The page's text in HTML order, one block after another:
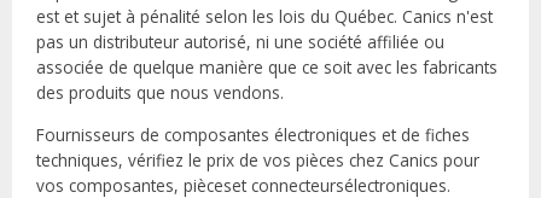
est et sujet à pénalité selon les lois du Québec. Canics n'est
pas un distributeur autorisé, ni une société affiliée ou
associée de quelque manière que ce soit avec les fabricants
des produits que nous vendons.
Fournisseurs de composantes électroniques et de fiches
techniques, vérifiez le prix de vos pièces chez Canics pour
vos composantes, pièceset connecteursélectroniques.